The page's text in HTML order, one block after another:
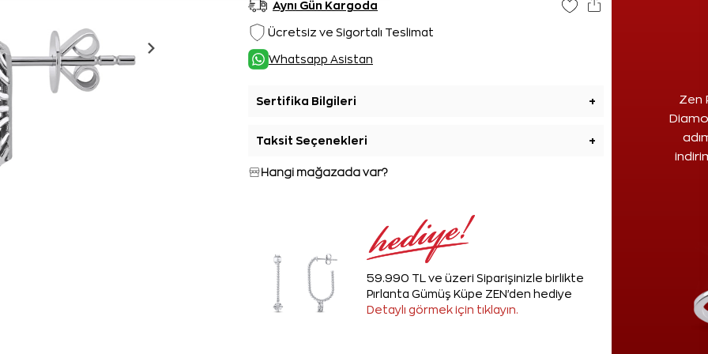
Zen
Aynı Gün Kargoda
Ücretsiz ve Sigortalı Teslimat
Whatsapp Asistan
Sertifika Bilgileri +
Taksit Seçenekleri +
Hangi mağazada var?
59.990 TL ve üzeri Siparişinizle birlikte
Pırlanta Gümüş Küpe ZEN'den hediye
Detaylı görmek için tıklayın.